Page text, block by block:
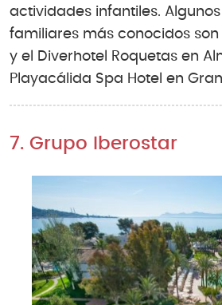
actividades infantiles.
familiares más conocidos
y el Diverhotel Roquetas en
Playacálida Spa Hotel en
7. Grupo Iberostar